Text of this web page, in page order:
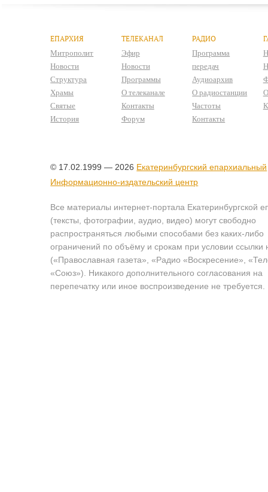
ЕПАРХИЯ
Митрополит
Новости
Структура
Храмы
Святые
История
ТЕЛЕКАНАЛ
Эфир
Новости
Программы
О телеканале
Контакты
Форум
РАДИО
Программа
передач
Аудиоархив
О радиостанции
Частоты
Контакты
© 17.02.1999 — 2026 Екатеринбургский епархиальный
Информационно-издательский центр
Все материалы интернет-портала Екатеринбургской
(тексты, фотографии, аудио, видео) могут свободно
распространяться любыми способами без каких-либо
ограничений по объёму и срокам при условии ссылки
(«Православная газета», «Радио «Воскресение»,
«Союз»). Никакого дополнительного согласования на
перепечатку или иное воспроизведение не требуется.